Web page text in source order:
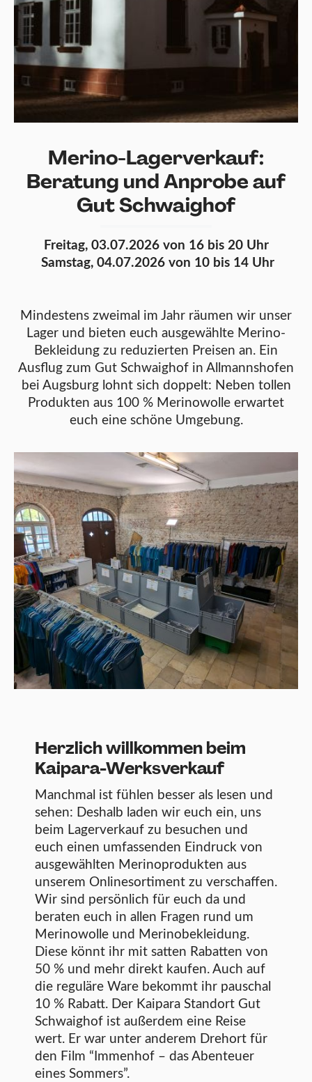
Merino-Lagerverkauf:
Beratung und Anprobe auf
Gut Schwaighof
Freitag, 03.07.2026 von 16 bis 20 Uhr
Samstag, 04.07.2026 von 10 bis 14 Uhr
Mindestens zweimal im Jahr räumen wir unser
Lager und bieten euch ausgewählte Merino-
Bekleidung zu reduzierten Preisen an. Ein
Ausflug zum Gut Schwaighof in Allmannshofen
bei Augsburg lohnt sich doppelt: Neben tollen
Produkten aus 100 % Merinowolle erwartet
euch eine schöne Umgebung.
Herzlich willkommen beim
Kaipara-Werksverkauf
Manchmal ist fühlen besser als lesen und
sehen: Deshalb laden wir euch ein, uns
beim Lagerverkauf zu besuchen und
euch einen umfassenden Eindruck von
ausgewählten Merinoprodukten aus
unserem Onlinesortiment zu verschaffen.
Wir sind persönlich für euch da und
beraten euch in allen Fragen rund um
Merinowolle und Merinobekleidung.
Diese könnt ihr mit satten Rabatten von
50 % und mehr direkt kaufen. Auch auf
die reguläre Ware bekommt ihr pauschal
10 % Rabatt. Der Kaipara Standort Gut
Schwaighof ist außerdem eine Reise
wert. Er war unter anderem Drehort für
den Film “Immenhof – das Abenteuer
eines Sommers”.